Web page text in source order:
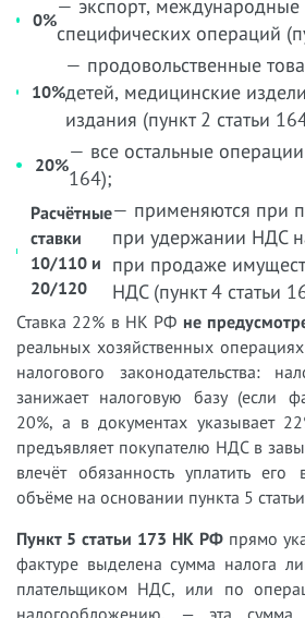
0%
— экспорт, международные
специфических операций
10%
— продовольственные
детей, медицинские
издания (пункт 2 статьи
20%
— все остальные операции
164);
Расчётные
ставки
10/110 и
20/120
— применяются при
при удержании НДС
при продаже
НДС (пункт 4 статьи
Ставка 22% в НК РФ не
реальных хозяйственных
налогового законодательства:
занижает налоговую базу (если
20%, а в документах указывает
предъявляет покупателю НДС в
влечёт обязанность уплатить
объёме на основании пункта 5
Пункт 5 статьи 173 НК РФ прямо
фактуре выделена сумма налога
плательщиком НДС, или по
налогообложению, — эта сумма